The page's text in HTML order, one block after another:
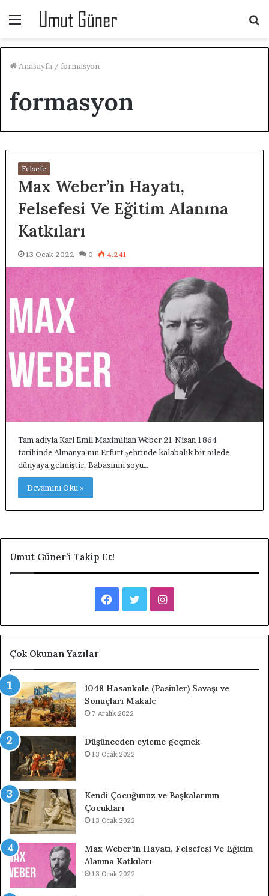
Anasayfa / formasyon
formasyon
Felsefe
Max Weber’in Hayatı,
Felsefesi Ve Eğitim Alanına
Katkıları
13 Ocak 2022 0 4.241
Tam adıyla Karl Emil Maximilian Weber 21 Nisan 1864
tarihinde Almanya’nın Erfurt şehrinde kalabalık bir ailede
dünyaya gelmiştir. Babasının soyu…
Devamını Oku »
Umut Güner’i Takip Et!
a
e
b
o
o
w
t
t
r
I
n
t
a
r
m
Çok Okunan Yazılar
1048 Hasankale (Pasinler) Savaşı ve
Sonuçları Makale
7 Aralık 2022
Düşünceden eyleme geçmek
13 Ocak 2022
Kendi Çocuğunuz ve Başkalarının
Çocukları
13 Ocak 2022
Max Weber’in Hayatı, Felsefesi Ve Eğitim
Alanına Katkıları
13 Ocak 2022